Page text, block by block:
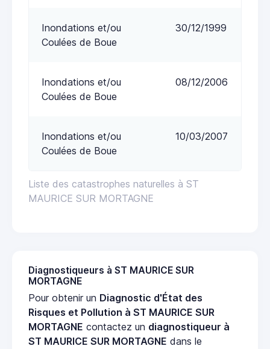
Liste des catastrophes naturelles à ST
MAURICE SUR MORTAGNE
Inondations et/ou
Coulées de Boue
30/12/1999
Inondations et/ou
Coulées de Boue
08/12/2006
Inondations et/ou
Coulées de Boue
10/03/2007
Diagnostiqueurs à ST MAURICE SUR
MORTAGNE
Pour obtenir un Diagnostic d'État des
Risques et Pollution à ST MAURICE SUR
MORTAGNE contactez un diagnostiqueur à
ST MAURICE SUR MORTAGNE dans le